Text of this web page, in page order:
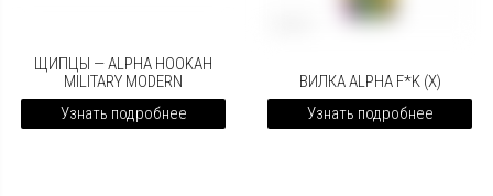
ЩИПЦЫ — ALPHA HOOKAH
MILITARY MODERN
Узнать подробнее
ВИЛКА ALPHA F*K (X)
Узнать подробнее